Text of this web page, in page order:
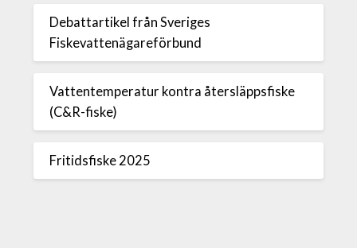
Debattartikel från Sveriges
Fiskevattenägareförbund
Vattentemperatur kontra återsläppsfiske
(C&R-fiske)
Fritidsfiske 2025